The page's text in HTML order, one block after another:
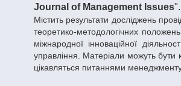
Journal of Management Issues".
Містить результати досліджень
теоретико-методологічних
міжнародної інноваційної
управління. Матеріали можуть бути
цікавляться питаннями менеджменту